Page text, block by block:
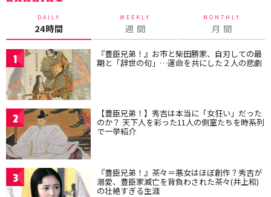
DAILY
24時間
WEEKLY
週 間
MONTHLY
月 間
1 『豊臣兄弟！』お市と柴田勝家、自刃しての最
期と「辞世の句」…運命を共にした２人の悲劇
2 【豊臣兄弟！】秀吉は本当に「女狂い」だった
のか？ 天下人を彩った11人の側室たちを時系列
で一挙紹介
3 『豊臣兄弟！』茶々＝悪女はほぼ創作？秀吉が
溺愛、豊臣家滅亡を背負わされた茶々(井上和)
の壮絶すぎる生涯